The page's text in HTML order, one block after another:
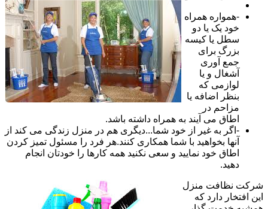
-همواره همراه
خود یک یا دو
سطل یا کیسه
بزرگ برای
جمع آوری
آشغال و یا
لوازمی که
بنظر اضافه یا
مزاحم در
اطاق می آیند به همراه داشته باشد.
-اگر به غیر از خود شما...دیگری هم در منزل زندگی می کند از
آنها بخواهید با شما همکاری کنند.هر فرد را مسئول تمیز کردن
اطاق خود نمایید و سعی نکنید همه کارها را خودتان انجام
دهید.
شرکت نظافت منزل
این افتخار دارد که